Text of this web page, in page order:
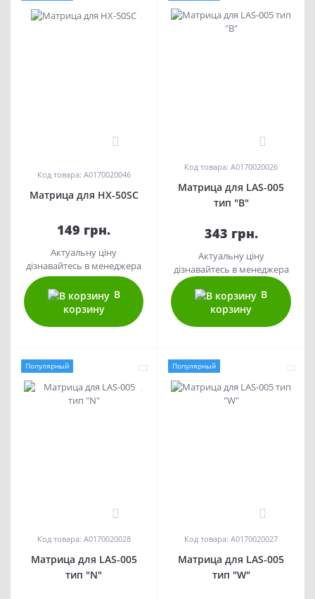
Код товара: A0170020046
Матрица для HX-50SC
149 грн.
Актуальну ціну
дізнавайтесь в менеджера
В
корзину
Код товара: A0170020026
Матрица для LAS-005
тип "B"
343 грн.
Актуальну ціну
дізнавайтесь в менеджера
В
корзину
Популярный
0
Код товара: A0170020028
Матрица для LAS-005
тип "N"
Популярный
0
Код товара: A0170020027
Матрица для LAS-005
тип "W"